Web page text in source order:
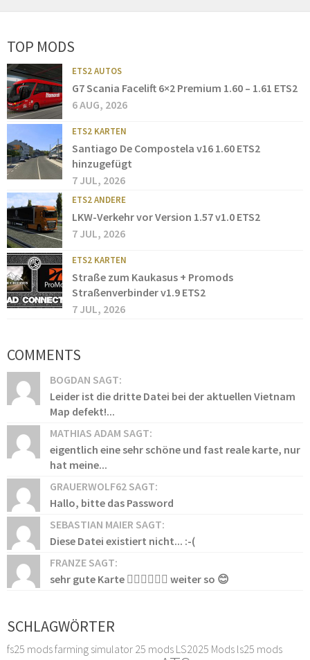
TOP MODS
ETS2 AUTOS
G7 Scania Facelift 6×2 Premium 1.60 – 1.61 ETS2
6 AUG, 2026
ETS2 KARTEN
Santiago De Compostela v16 1.60 ETS2
hinzugefügt
7 JUL, 2026
ETS2 ANDERE
LKW-Verkehr vor Version 1.57 v1.0 ETS2
7 JUL, 2026
ETS2 KARTEN
Straße zum Kaukasus + Promods
Straßenverbinder v1.9 ETS2
7 JUL, 2026
COMMENTS
BOGDAN SAGT:
Leider ist die dritte Datei bei der aktuellen Vietnam
Map defekt!...
MATHIAS ADAM SAGT:
eigentlich eine sehr schöne und fast reale karte, nur
hat meine...
GRAUERWOLF62 SAGT:
Hallo, bitte das Password
SEBASTIAN MAIER SAGT:
Diese Datei existiert nicht... :-(
FRANZE SAGT:
sehr gute Karte 👍🏻👍🏻👍🏻 weiter so 😊
SCHLAGWÖRTER
fs25 modsfarming simulator 25 mods LS2025 Mods ls25 mods